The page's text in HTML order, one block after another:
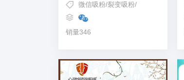
微信吸粉/裂变吸粉/
销量346